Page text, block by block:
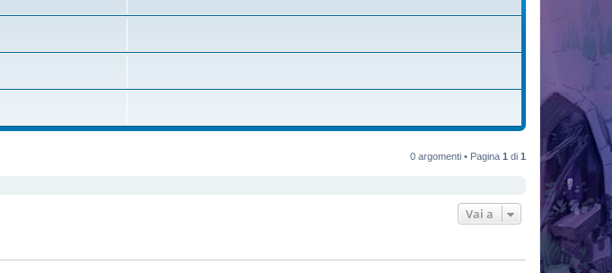
0 argomenti • Pagina 1 di 1
Vai a